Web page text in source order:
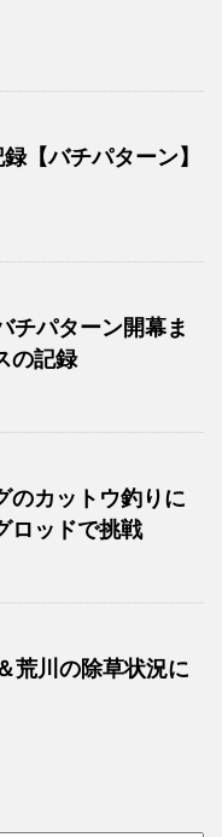
【バチパターン】
チパターン開幕ま
の記録
のカットウ釣りに
ロッドで挑戦
荒川の除草状況に